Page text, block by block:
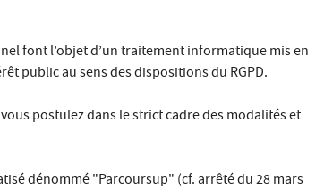
font l’objet d’un traitement informatique mis en
public au sens des dispositions du RGPD.
postulez dans le strict cadre des modalités et
dénommé "Parcoursup" (cf. arrêté du 28 mars